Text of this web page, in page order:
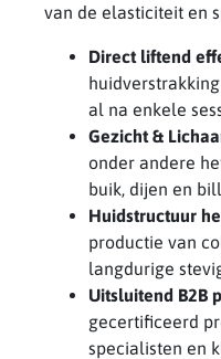
van de elasticiteit en
Direct liftend
al na enkele
Gezicht &
onder andere
buik, dijen en
Huidstructuur
productie van
langdurige
Uitsluitend B2B
gecertificeerd
specialisten en